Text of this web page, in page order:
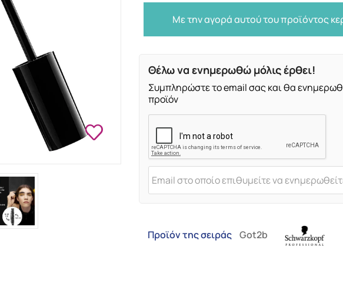
Με την αγορά αυτού του προϊόντος
Θέλω να ενημερωθώ μόλις έρθει!
Συμπληρώστε το email σας και θα
προϊόν
Προϊόν της σειράς Got2b